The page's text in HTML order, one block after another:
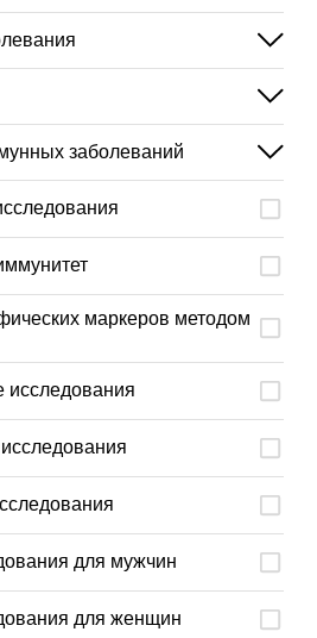
заболеваний
маркеров методом
исследования
для мужчин
для женщин